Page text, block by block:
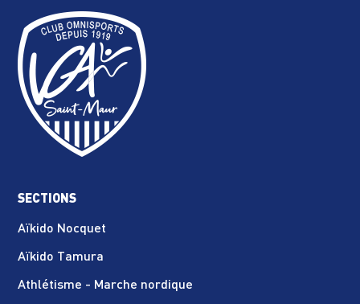
SECTIONS
Aïkido Nocquet
Aïkido Tamura
Athlétisme - Marche nordique